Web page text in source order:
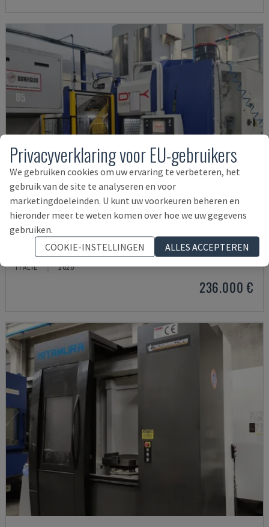
SYSTEM MASTER
DVK - HORIZONTAAL BEWERKINGSCENTRUM
ITALIË 2020
236.000 €
Privacyverklaring voor EU-gebruikers
We gebruiken cookies om uw ervaring te verbeteren, het
gebruik van de site te analyseren en voor
marketingdoeleinden. U kunt uw voorkeuren beheren en
hieronder meer te weten komen over hoe we uw gegevens
gebruiken.
COOKIE-INSTELLINGEN
ALLES ACCEPTEREN